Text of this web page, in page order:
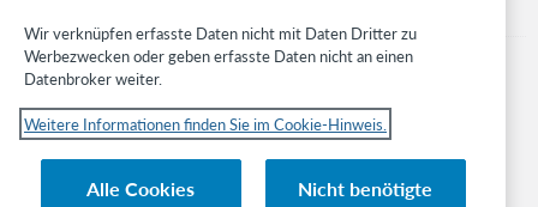
© 2023 OCLC
OCLC, Inc. und verbundenen Unternehmen
Wir verknüpfen erfasste Daten nicht mit Daten Dritter zu
Werbezwecken oder geben erfasste Daten nicht an einen
Datenbroker weiter.
Weitere Informationen finden Sie im Cookie-Hinweis.
Alle Cookies
Nicht benötigte